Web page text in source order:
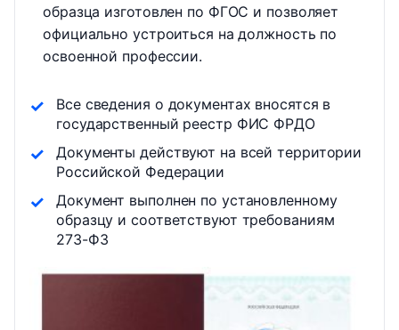
образца изготовлен по ФГОС и позволяет
официально устроиться на должность по
освоенной профессии.
Все сведения о документах вносятся в
государственный реестр ФИС ФРДО
Документы действуют на всей территории
Российской Федерации
Документ выполнен по установленному
образцу и соответствуют требованиям
273-ФЗ